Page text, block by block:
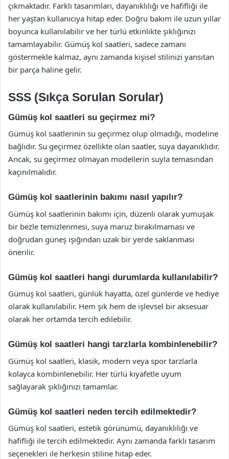
çıkmaktadır. Farklı tasarımları, dayanıklılığı ve hafifliği ile
her yaştan kullanıcıya hitap eder. Doğru bakım ile uzun yıllar
boyunca kullanılabilir ve her türlü etkinlikte şıklığınızı
tamamlayabilir. Gümüş kol saatleri, sadece zamanı
göstermekle kalmaz, aynı zamanda kişisel stilinizi yansıtan
bir parça haline gelir.
SSS (Sıkça Sorulan Sorular)
Gümüş kol saatleri su geçirmez mi?
Gümüş kol saatlerinin su geçirmez olup olmadığı, modeline
bağlıdır. Su geçirmez özellikte olan saatler, suya dayanıklıdır.
Ancak, su geçirmez olmayan modellerin suyla temasından
kaçınılmalıdır.
Gümüş kol saatlerinin bakımı nasıl yapılır?
Gümüş kol saatlerinin bakımı için, düzenli olarak yumuşak
bir bezle temizlenmesi, suya maruz bırakılmaması ve
doğrudan güneş ışığından uzak bir yerde saklanması
önerilir.
Gümüş kol saatleri hangi durumlarda kullanılabilir?
Gümüş kol saatleri, günlük hayatta, özel günlerde ve hediye
olarak kullanılabilir. Hem şık hem de işlevsel bir aksesuar
olarak her ortamda tercih edilebilir.
Gümüş kol saatleri hangi tarzlarla kombinlenebilir?
Gümüş kol saatleri, klasik, modern veya spor tarzlarla
kolayca kombinlenebilir. Her türlü kıyafetle uyum
sağlayarak şıklığınızı tamamlar.
Gümüş kol saatleri neden tercih edilmektedir?
Gümüş kol saatleri, estetik görünümü, dayanıklılığı ve
hafifliği ile tercih edilmektedir. Aynı zamanda farklı tasarım
seçenekleri ile herkesin stiline hitap eder.